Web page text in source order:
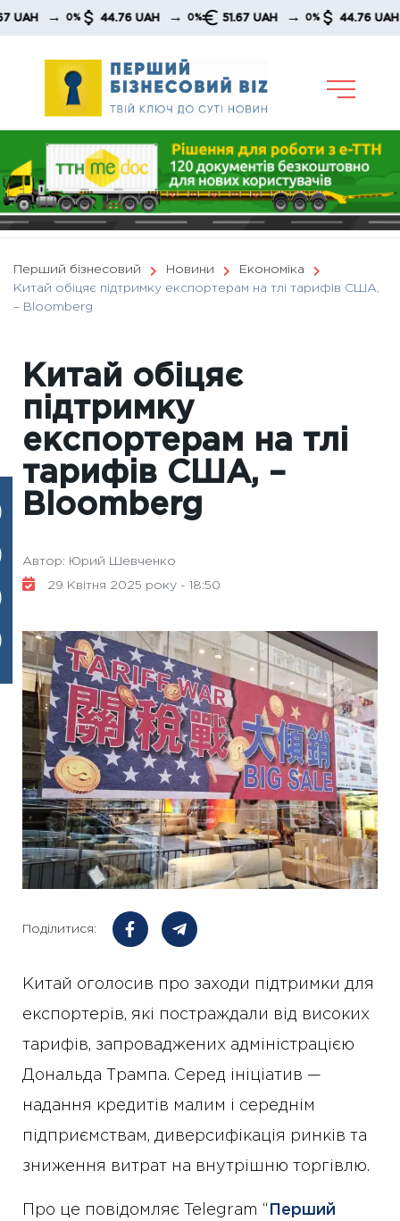
Skip
→ 0% 44.76 UAH → 0% 51.67 UAH → 0% 44.76 UAH →
Перший бізнесовий Новини
Економіка
Китай обіцяє підтримку експортерам на тлі тарифів США,
– Bloomberg
Китай обіцяє
підтримку
експортерам на тлі
тарифів США, –
Bloomberg
Автор: Юрий Шевченко
29 Квітня 2025 року - 18:50
Поділитися:
Китай оголосив про заходи підтримки для
експортерів, які постраждали від високих
тарифів, запроваджених адміністрацією
Дональда Трампа. Серед ініціатив —
надання кредитів малим і середнім
підприємствам, диверсифікація ринків та
зниження витрат на внутрішню торгівлю.
Про це повідомляє Telegram “ Перший